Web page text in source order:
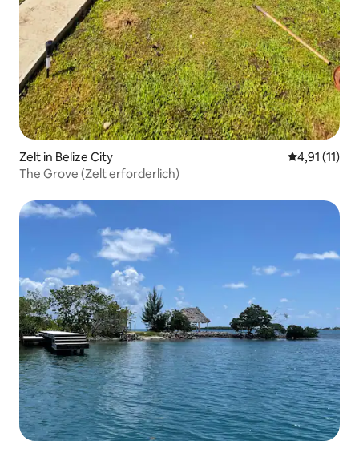
Zelt in Belize City
4,91 (11)
The Grove (Zelt erforderlich)